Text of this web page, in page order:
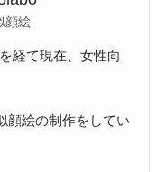
顔絵
経て現在、女性向
顔絵の制作をしてい